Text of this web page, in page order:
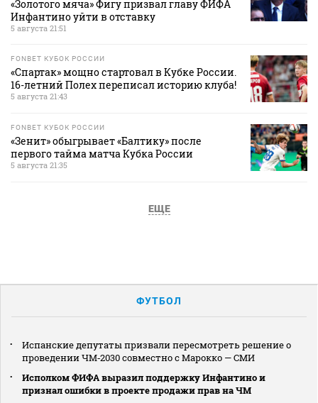
«Золотого мяча» Фигу призвал главу ФИФА
Инфантино уйти в отставку
5 августа 21:51
FONBET КУБОК РОССИИ
«Спартак» мощно стартовал в Кубке России.
16-летний Полех переписал историю клуба!
5 августа 21:43
FONBET КУБОК РОССИИ
«Зенит» обыгрывает «Балтику» после
первого тайма матча Кубка России
5 августа 21:35
ЕЩЕ
ФУТБОЛ
Испанские депутаты призвали пересмотреть решение о
проведении ЧМ‑2030 совместно с Марокко — СМИ
Исполком ФИФА выразил поддержку Инфантино и
признал ошибки в проекте продажи прав на ЧМ